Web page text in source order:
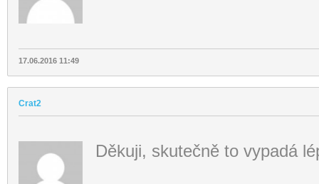
17.06.2016 11:49
Crat2
Děkuji, skutečně to vypadá